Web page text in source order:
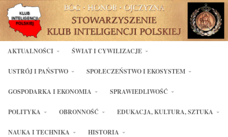
AKTUALNOŚCI ŚWIAT I CYWILIZACJE
USTRÓJ I PAŃSTWO SPOŁECZEŃSTWO I EKOSYSTEM
GOSPODARKA I EKONOMIA SPRAWIEDLIWOŚĆ
POLITYKA OBRONNOŚĆ EDUKACJA, KULTURA, SZTUKA
NAUKA I TECHNIKA HISTORIA